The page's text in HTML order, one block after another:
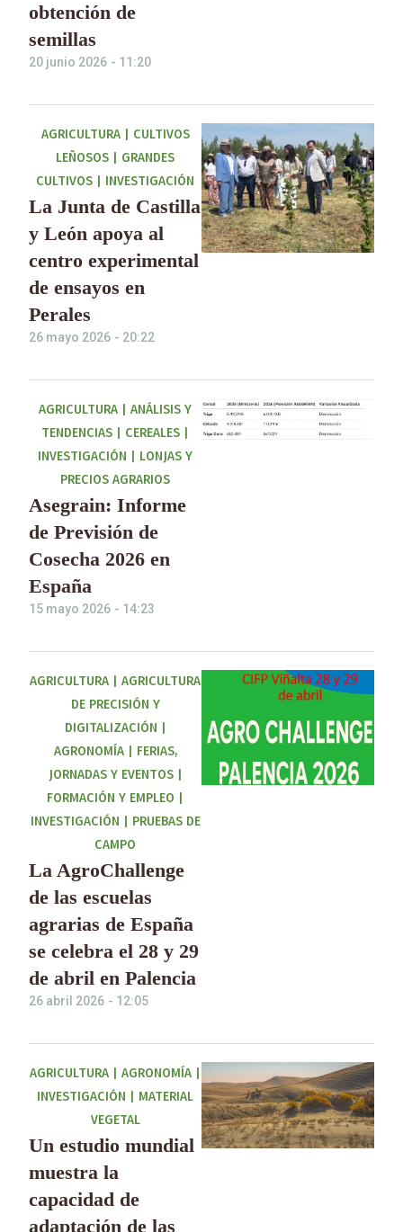
obtención de
semillas
20 junio 2026 - 11:20
AGRICULTURA|
CULTIVOS
LEÑOSOS
GRANDES
CULTIVOS
INVESTIGACIÓN
La Junta de Castilla
y León apoya al
centro experimental
de ensayos en
Perales
26 mayo 2026 - 20:22
AGRICULTURA
ANÁLISIS Y
TENDENCIAS
CEREALES
INVESTIGACIÓN
LONJAS Y
PRECIOS AGRARIOS
Asegrain: Informe
de Previsión de
Cosecha 2026 en
España
15 mayo 2026 - 14:23
AGRICULTURA
AGRICULTURA
DE PRECISIÓN Y
DIGITALIZACIÓN
AGRONOMÍA|
FERIAS,
JORNADAS Y EVENTOS|
FORMACIÓN Y EMPLEO
INVESTIGACIÓN
PRUEBAS DE
CAMPO
La AgroChallenge
de las escuelas
agrarias de España
se celebra el 28 y 29
de abril en Palencia
26 abril 2026 - 12:05
AGRICULTURA AGRONOMÍA
INVESTIGACIÓN
MATERIAL
VEGETAL
Un estudio mundial
muestra la
capacidad de
adaptación de las